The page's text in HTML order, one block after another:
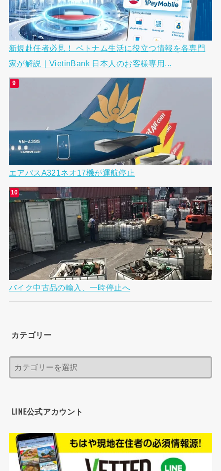
新規赴任者必見！ ベトナム生活に役立つ情報を各専門
家が解説｜VietinBank 日本人のお客様専用...
エアバスA321ネオ17機が運航停止
バイク中古品の輸入、一時停止へ
カテゴリー
LINE公式アカウント